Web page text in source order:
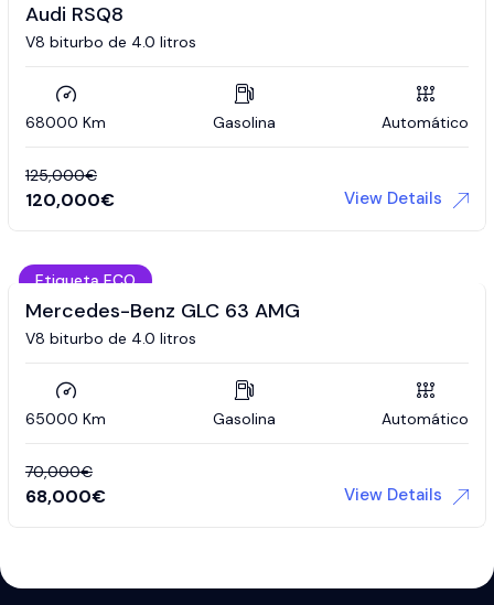
Audi RSQ8
V8 biturbo de 4.0 litros
68000 Km Gasolina Automático
125,000€
120,000€ View Details
Etiqueta ECO
Mercedes-Benz GLC 63 AMG
V8 biturbo de 4.0 litros
65000 Km Gasolina Automático
70,000€
68,000€ View Details